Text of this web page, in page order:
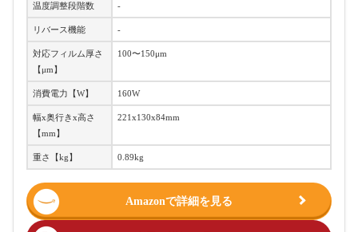
温度調整段階数 -
リバース機能 -
対応フィルム厚さ
【μm】
100〜150μm
消費電力【W】 160W
幅x奥行きx高さ
【mm】
221x130x84mm
重さ【kg】 0.89kg
Amazonで詳細を見る